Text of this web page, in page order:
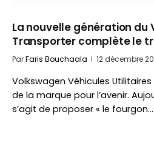
La nouvelle génération du
Transporter complète le
ParFaris Bouchaala 12 décembre
Volkswagen Véhicules
de la marque pour l’avenir.
s’agit de proposer « le fourgon…